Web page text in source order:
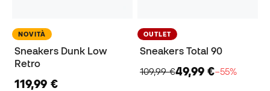
NOVITÀ
Sneakers Dunk Low
Retro
119,99 €
OUTLET
Sneakers Total 90
109,99 €49,99 €−55%